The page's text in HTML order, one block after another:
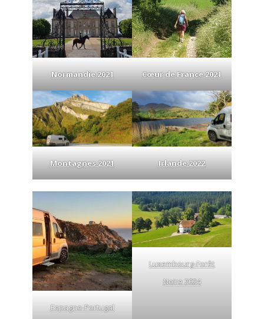
Normandie 2021 Cœur de France 2021
Montagnes 2021 Irlande 2022
Espagne-Portugal
Luxembourg-Forêt
Noire 2024